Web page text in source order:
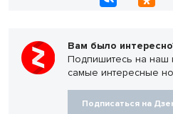
Вам было
Подпишитесь на наш
самые интересные
Подписаться на